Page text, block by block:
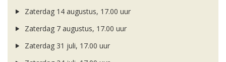
Zaterdag 14 augustus, 17.00 uur
Zaterdag 7 augustus, 17.00 uur
Zaterdag 31 juli, 17.00 uur